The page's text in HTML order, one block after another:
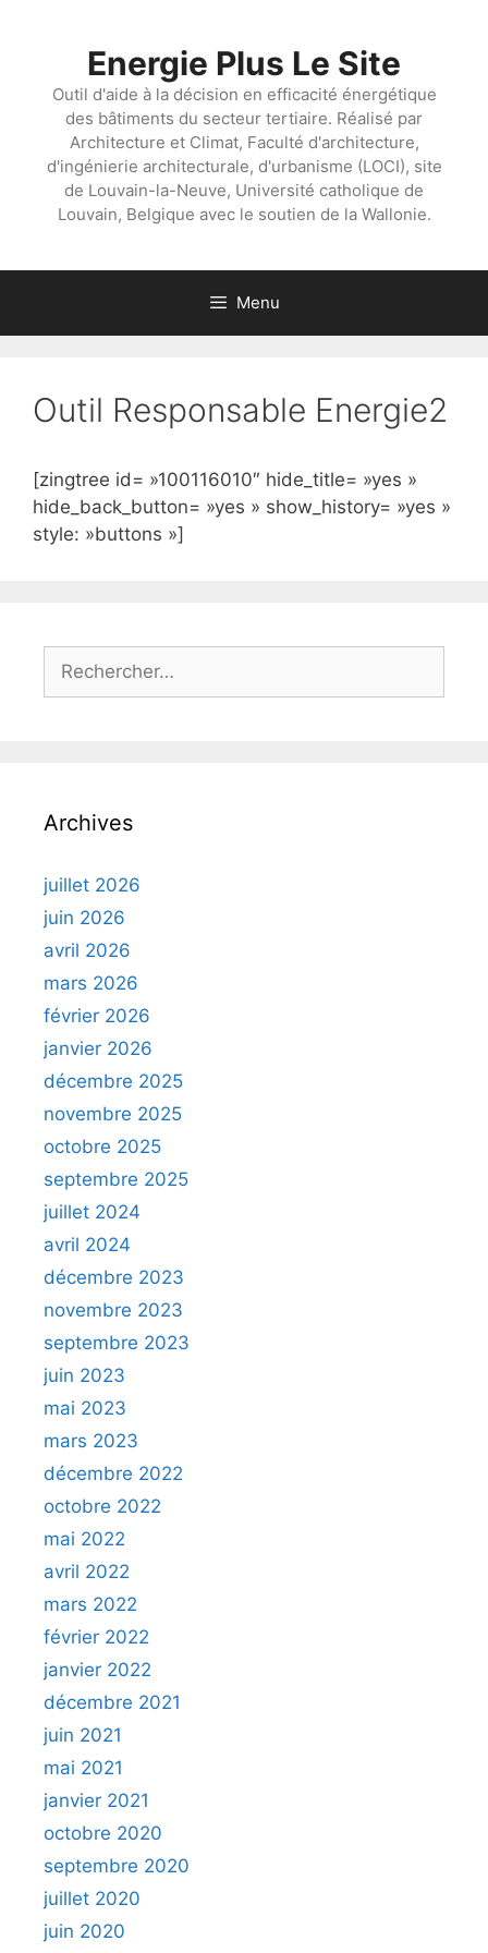
Energie Plus Le Site
Outil d'aide à la décision en efficacité énergétique
des bâtiments du secteur tertiaire. Réalisé par
Architecture et Climat, Faculté d'architecture,
d'ingénierie architecturale, d'urbanisme (LOCI), site
de Louvain-la-Neuve, Université catholique de
Louvain, Belgique avec le soutien de la Wallonie.
Menu
Outil Responsable Energie2
[zingtree id= »100116010″ hide_title= »yes »
hide_back_button= »yes » show_history= »yes »
style: »buttons »]
Rechercher :
Archives
juillet 2026
juin 2026
avril 2026
mars 2026
février 2026
janvier 2026
décembre 2025
novembre 2025
octobre 2025
septembre 2025
juillet 2024
avril 2024
décembre 2023
novembre 2023
septembre 2023
juin 2023
mai 2023
mars 2023
décembre 2022
octobre 2022
mai 2022
avril 2022
mars 2022
février 2022
janvier 2022
décembre 2021
juin 2021
mai 2021
janvier 2021
octobre 2020
septembre 2020
juillet 2020
juin 2020